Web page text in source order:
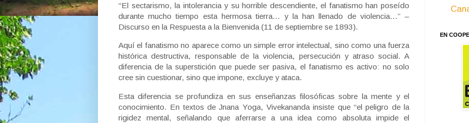
“El sectarismo, la intolerancia y su horrible descendiente, el fanatismo han poseído
durante mucho tiempo esta hermosa tierra… y la han llenado de violencia…” –
Discurso en la Respuesta a la Bienvenida (11 de septiembre se 1893).
Aquí el fanatismo no aparece como un simple error intelectual, sino como una fuerza
histórica destructiva, responsable de la violencia, persecución y atraso social. A
diferencia de la superstición que puede ser pasiva, el fanatismo es activo: no solo
cree sin cuestionar, sino que impone, excluye y ataca.
Esta diferencia se profundiza en sus enseñanzas filosóficas sobre la mente y el
conocimiento. En textos de Jnana Yoga, Vivekananda insiste que “el peligro de la
rigidez mental, señalando que aferrarse a una idea como absoluta impide el
EN